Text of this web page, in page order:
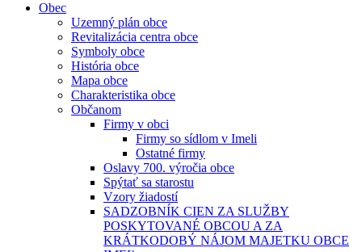
Obec
Uzemný plán obce
Revitalizácia centra obce
Symboly obce
História obce
Mapa obce
Charakteristika obce
Občanom
Firmy v obci
Firmy so sídlom v Imeli
Ostatné firmy
Oslavy 700. výročia obce
Spýtať sa starostu
Vzory žiadostí
SADZOBNÍK CIEN ZA SLUŽBY
POSKYTOVANÉ OBCOU A ZA
KRÁTKODOBÝ NÁJOM MAJETKU OBCE